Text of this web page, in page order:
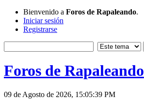
Bienvenido a Foros de Rapaleando.
Iniciar sesión
Registrarse
Foros de Rapaleando
09 de Agosto de 2026, 15:05:39 PM